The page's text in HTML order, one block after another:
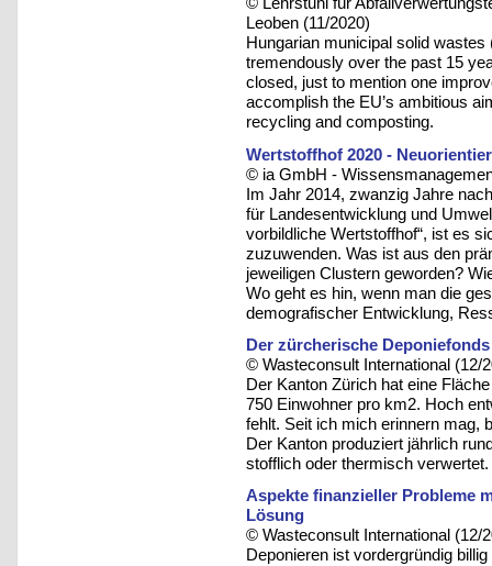
Leoben (11/2020)
Hungarian municipal solid
tremendously over the past 15
closed, just to mention one
accomplish the EU’s ambitious
recycling and composting.
Wertstoffhof 2020 -
© ia GmbH -
Im Jahr 2014, zwanzig Jahre
für Landesentwicklung und
vorbildliche Wertstoffhof“, ist es
zuzuwenden. Was ist aus den
jeweiligen Clustern geworden?
Wo geht es hin, wenn man die
demografischer Entwicklung,
Der zürcherische
© Wasteconsult International (12/
Der Kanton Zürich hat eine
750 Einwohner pro km2. Hoch
fehlt. Seit ich mich erinnern mag,
Der Kanton produziert jährlich
stofflich oder thermisch verwertet.
Aspekte finanzieller Probleme
Lösung
© Wasteconsult International (12/
Deponieren ist vordergründig